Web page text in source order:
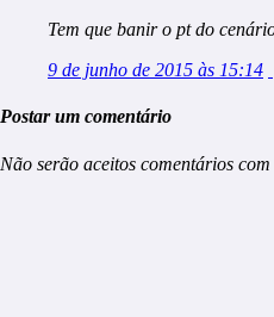
Tem que banir o pt do
9 de junho de 2015 às 15:14
Postar um comentário
Não serão aceitos comentários